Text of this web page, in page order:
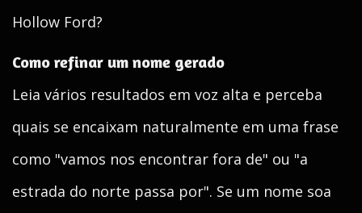
Hollow Ford?
Como refinar um nome gerado
Leia vários resultados em voz alta e perceba
quais se encaixam naturalmente em uma frase
como "vamos nos encontrar fora de" ou "a
estrada do norte passa por". Se um nome soa